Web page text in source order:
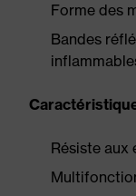
Forme des
Bandes
Résiste aux